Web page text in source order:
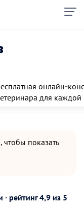
для
, чтобы показать
· рейтинг4,9 из 5